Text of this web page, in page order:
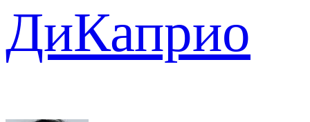
ДиКаприо